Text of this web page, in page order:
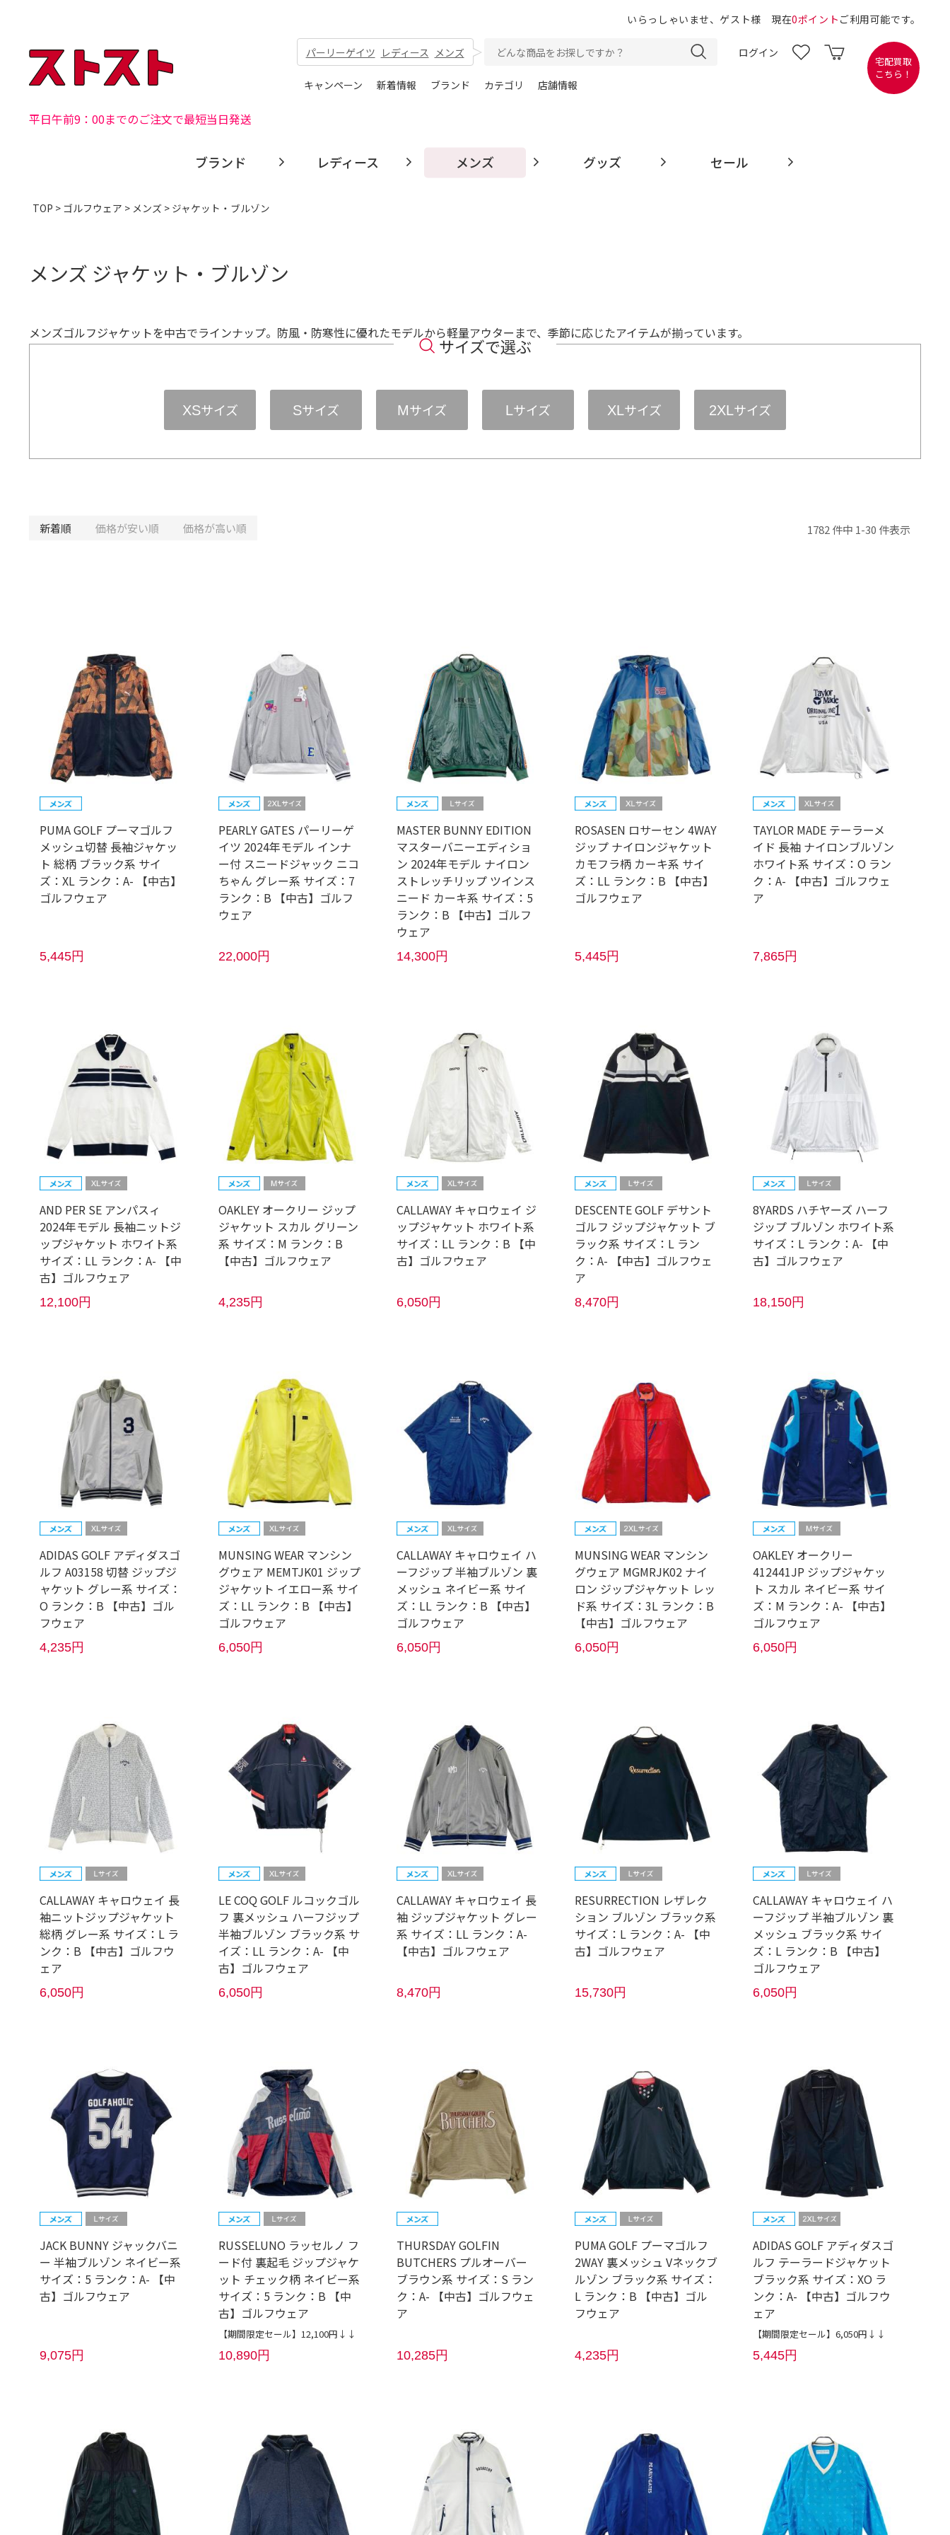
いらっしゃいませ、ゲスト様 現在0ポイント ご利用可能です。
パーリーゲイツ レディース メンズ ログイン
キャンペーン 新着情報 ブランド カテゴリ 店舗情報
宅配買取
こちら！
平日午前9：00までのご注文で最短当日発送
ブランド レディース メンズ グッズ セール
TOP > ゴルフウェア > メンズ > ジャケット・ブルゾン
メンズ ジャケット・ブルゾン
メンズゴルフジャケットを中古でラインナップ。防風・防寒性に優れたモデルから軽量アウターまで、季節に応じたアイテムが揃っています。
サイズで選ぶ
XSサイズ Sサイズ Mサイズ Lサイズ XLサイズ 2XLサイズ
新着順 価格が安い順 価格が高い順 1782 件中 1-30 件表示
PUMA GOLF プーマゴルフ
メッシュ切替 長袖ジャケッ
ト 総柄 ブラック系 サイ
ズ：XL ランク：A- 【中古】
ゴルフウェア
5,445円
PEARLY GATES パーリーゲ
イツ 2024年モデル インナ
ー付 スニードジャック ニコ
ちゃん グレー系 サイズ：7
ランク：B 【中古】ゴルフ
ウェア
22,000円
MASTER BUNNY EDITION
マスターバニーエディショ
ン 2024年モデル ナイロン
ストレッチリップ ツインス
ニード カーキ系 サイズ：5
ランク：B 【中古】ゴルフ
ウェア
14,300円
ROSASEN ロサーセン 4WAY
ジップ ナイロンジャケット
カモフラ柄 カーキ系 サイ
ズ：LL ランク：B 【中古】
ゴルフウェア
5,445円
TAYLOR MADE テーラーメ
イド 長袖 ナイロンブルゾン
ホワイト系 サイズ：O ラン
ク：A- 【中古】ゴルフウェ
ア
7,865円
AND PER SE アンパスィ
2024年モデル 長袖ニットジ
ップジャケット ホワイト系
サイズ：LL ランク：A- 【中
古】ゴルフウェア
12,100円
OAKLEY オークリー ジップ
ジャケット スカル グリーン
系 サイズ：M ランク：B
【中古】ゴルフウェア
4,235円
CALLAWAY キャロウェイ ジ
ップジャケット ホワイト系
サイズ：LL ランク：B 【中
古】ゴルフウェア
6,050円
DESCENTE GOLF デサント
ゴルフ ジップジャケット ブ
ラック系 サイズ：L ラン
ク：A- 【中古】ゴルフウェ
ア
8,470円
8YARDS ハチヤーズ ハーフ
ジップ ブルゾン ホワイト系
サイズ：L ランク：A- 【中
古】ゴルフウェア
18,150円
ADIDAS GOLF アディダスゴ
ルフ A03158 切替 ジップジ
ャケット グレー系 サイズ：
O ランク：B 【中古】ゴル
フウェア
4,235円
MUNSING WEAR マンシン
グウェア MEMTJK01 ジップ
ジャケット イエロー系 サイ
ズ：LL ランク：B 【中古】
ゴルフウェア
6,050円
CALLAWAY キャロウェイ ハ
ーフジップ 半袖ブルゾン 裏
メッシュ ネイビー系 サイ
ズ：LL ランク：B 【中古】
ゴルフウェア
6,050円
MUNSING WEAR マンシン
グウェア MGMRJK02 ナイ
ロン ジップジャケット レッ
ド系 サイズ：3L ランク：B
【中古】ゴルフウェア
6,050円
OAKLEY オークリー
412441JP ジップジャケッ
ト スカル ネイビー系 サイ
ズ：M ランク：A- 【中古】
ゴルフウェア
6,050円
CALLAWAY キャロウェイ 長
袖ニットジップジャケット
総柄 グレー系 サイズ：L ラ
ンク：B 【中古】ゴルフウ
ェア
6,050円
LE COQ GOLF ルコックゴル
フ 裏メッシュ ハーフジップ
半袖ブルゾン ブラック系 サ
イズ：LL ランク：A- 【中
古】ゴルフウェア
6,050円
CALLAWAY キャロウェイ 長
袖 ジップジャケット グレー
系 サイズ：LL ランク：A-
【中古】ゴルフウェア
8,470円
RESURRECTION レザレク
ション ブルゾン ブラック系
サイズ：L ランク：A- 【中
古】ゴルフウェア
15,730円
CALLAWAY キャロウェイ ハ
ーフジップ 半袖ブルゾン 裏
メッシュ ブラック系 サイ
ズ：L ランク：B 【中古】
ゴルフウェア
6,050円
JACK BUNNY ジャックバニ
ー 半袖ブルゾン ネイビー系
サイズ：5 ランク：A- 【中
古】ゴルフウェア
9,075円
RUSSELUNO ラッセルノ フ
ード付 裏起毛 ジップジャケ
ット チェック柄 ネイビー系
サイズ：5 ランク：B 【中
古】ゴルフウェア
【期間限定セール】12,100円↓↓
10,890円
THURSDAY GOLFIN
BUTCHERS プルオーバー
ブラウン系 サイズ：S ラン
ク：A- 【中古】ゴルフウェ
ア
10,285円
PUMA GOLF プーマゴルフ
2WAY 裏メッシュ Vネックブ
ルゾン ブラック系 サイズ：
L ランク：B 【中古】ゴル
フウェア
4,235円
ADIDAS GOLF アディダスゴ
ルフ テーラードジャケット
ブラック系 サイズ：XO ラ
ンク：A- 【中古】ゴルフウ
ェア
【期間限定セール】6,050円↓↓
5,445円